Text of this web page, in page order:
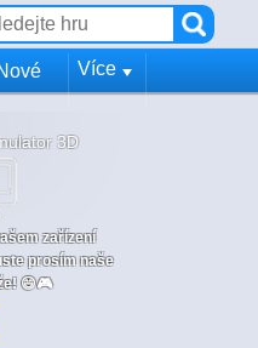
Více
3D
zařízení
prosím naše
😄🎮